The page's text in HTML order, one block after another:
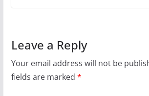
Leave a Reply
Your email address will not be
fields are marked *